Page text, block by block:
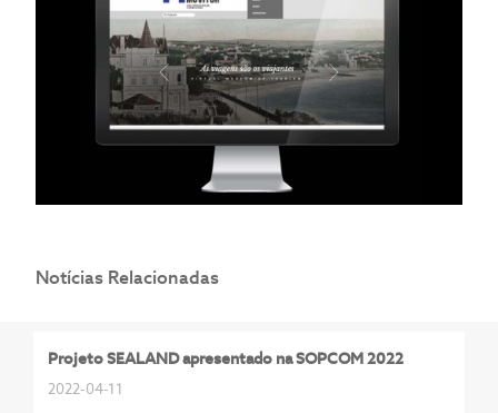
Notícias Relacionadas
Projeto SEALAND apresentado na SOPCOM 2022
2022-04-11